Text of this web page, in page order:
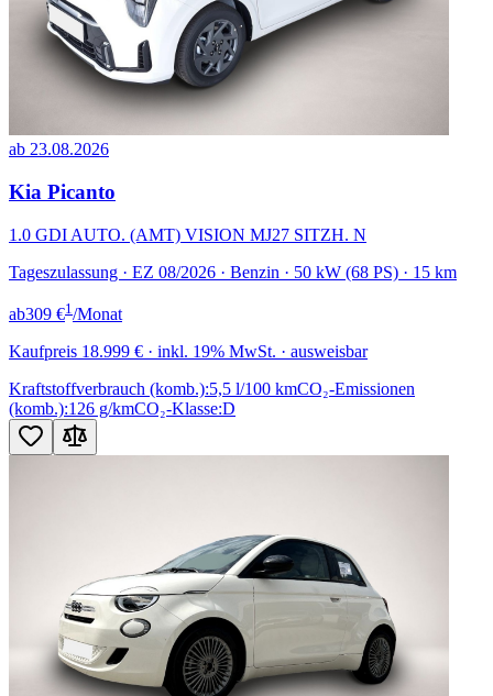
ab 23.08.2026
Kia Picanto
1.0 GDI AUTO. (AMT) VISION MJ27 SITZH. N
Tageszulassung · EZ 08/2026 · Benzin · 50 kW (68 PS) · 15 km
ab309 €1 /Monat
Kaufpreis 18.999 € · inkl. 19% MwSt. · ausweisbar
Kraftstoffverbrauch (komb.):5,5 l/100 kmCO₂-Emissionen
(komb.):126 g/kmCO₂-Klasse:D